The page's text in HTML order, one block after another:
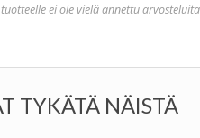
tuotteelle ei ole vielä annettu
TYKÄTÄ NÄISTÄ